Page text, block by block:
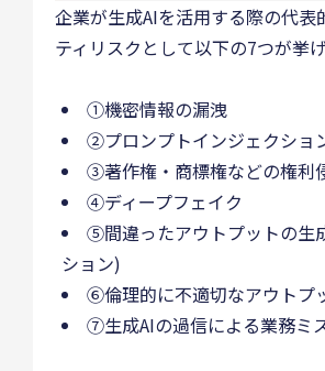
企業が生成AIを活用する際の代表
ティリスクとして以下の7つが挙げ
①機密情報の漏洩
②プロンプトインジェクショ
③著作権・商標権などの権利
④ディープフェイク
⑤間違ったアウトプットの生
ション)
⑥倫理的に不適切なアウトプ
⑦生成AIの過信による業務ミ